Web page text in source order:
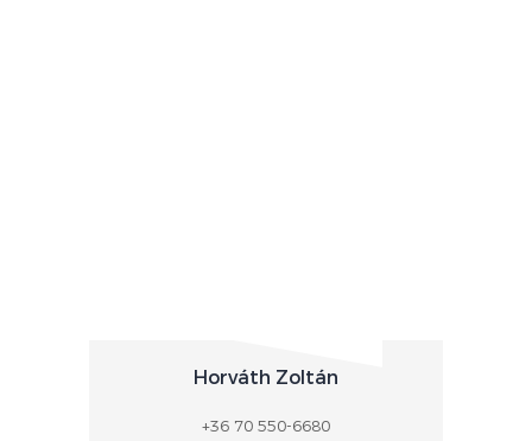
Horváth Zoltán
+36 70 550-6680